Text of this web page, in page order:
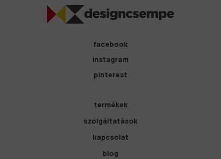
facebook
instagram
pinterest
termékek
szolgáltatások
kapcsolat
blog